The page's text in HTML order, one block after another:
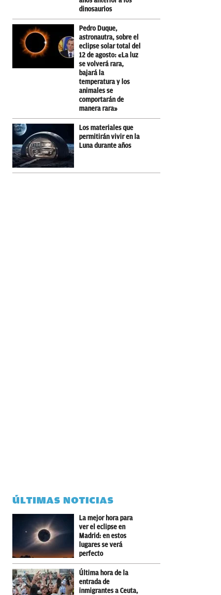
dinosaurios
Pedro Duque,
astronautra, sobre el
eclipse solar total del
12 de agosto: «La luz
se volverá rara,
bajará la
temperatura y los
animales se
comportarán de
manera rara»
Los materiales que
permitirán vivir en la
Luna durante años
ÚLTIMAS NOTICIAS
La mejor hora para
ver el eclipse en
Madrid: en estos
lugares se verá
perfecto
Última hora de la
entrada de
inmigrantes a Ceuta,